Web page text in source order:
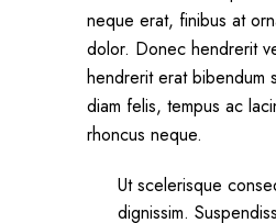
neque erat, finibus at
dolor. Donec hendrerit
hendrerit erat bibendum
diam felis, tempus ac
rhoncus neque.
Ut scelerisque
dignissim.